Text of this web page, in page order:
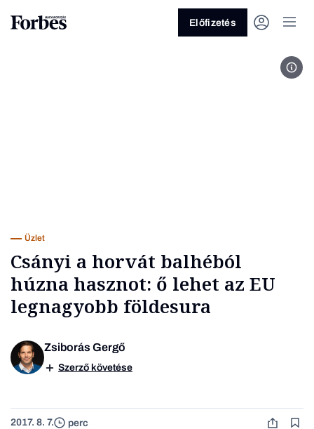
Előfizetés
Üzlet
Csányi a horvát balhéból
húzna hasznot: ő lehet az EU
legnagyobb földesura
Zsiborás Gergő
Szerző követése
2017. 8. 7. perc